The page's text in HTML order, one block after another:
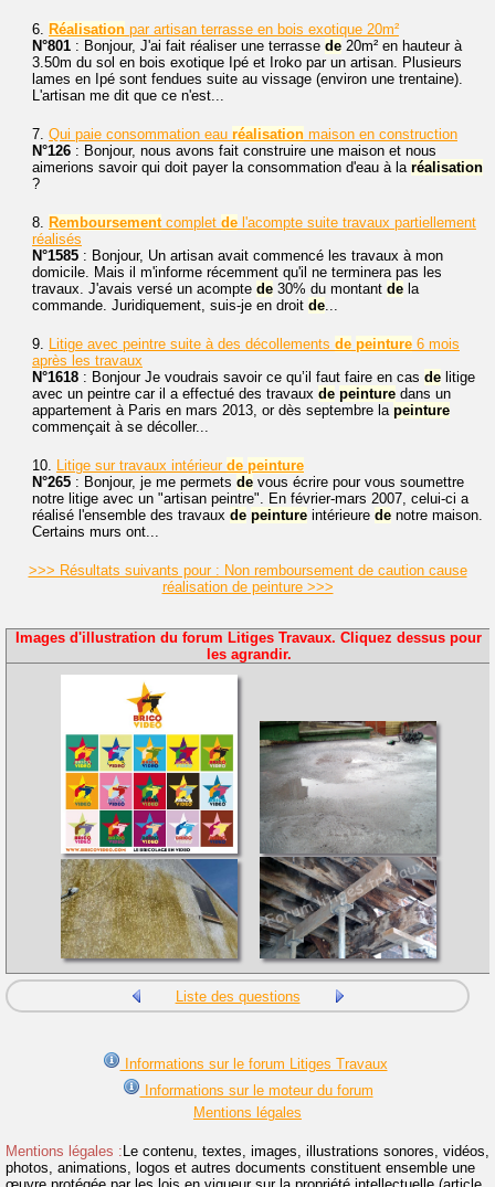
6. Réalisation par artisan terrasse en bois exotique 20m²
N°801 : Bonjour, J'ai fait réaliser une terrasse de 20m² en hauteur à
3.50m du sol en bois exotique Ipé et Iroko par un artisan. Plusieurs
lames en Ipé sont fendues suite au vissage (environ une trentaine).
L'artisan me dit que ce n'est...
7. Qui paie consommation eau réalisation maison en construction
N°126 : Bonjour, nous avons fait construire une maison et nous
aimerions savoir qui doit payer la consommation d'eau à la réalisation
?
8. Remboursementcomplet de l'acompte suite travaux partiellement
réalisés
N°1585 : Bonjour, Un artisan avait commencé les travaux à mon
domicile. Mais il m'informe récemment qu'il ne terminera pas les
travaux. J'avais versé un acompte de 30% du montant de la
commande. Juridiquement, suis-je en droit de...
9. Litige avec peintre suite à des décollements de peinture 6 mois
après les travaux
N°1618 : Bonjour Je voudrais savoir ce qu’il faut faire en cas de litige
avec un peintre car il a effectué des travaux de peinture dans un
appartement à Paris en mars 2013, or dès septembre la peinture
commençait à se décoller...
10. Litige sur travaux intérieur de peinture
N°265 : Bonjour, je me permets de vous écrire pour vous soumettre
notre litige avec un "artisan peintre". En février-mars 2007, celui-ci a
réalisé l'ensemble des travaux de peinture intérieure de notre maison.
Certains murs ont...
>>> Résultats suivants pour : Non remboursement de caution cause
réalisation de peinture >>>
Images d'illustration du forum Litiges Travaux. Cliquez dessus pour
les agrandir.
Liste des questions
Informations sur le forum Litiges Travaux
Informations sur le moteur du forum
Mentions légales
Mentions légales : Le contenu, textes, images, illustrations sonores, vidéos,
photos, animations, logos et autres documents constituent ensemble une